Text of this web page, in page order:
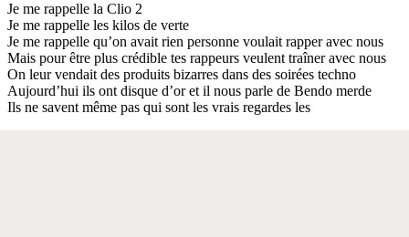
Je me rappelle la Clio 2
Je me rappelle les kilos de verte
Je me rappelle qu’on avait rien personne voulait rapper avec nous
Mais pour être plus crédible tes rappeurs veulent traîner avec nous
On leur vendait des produits bizarres dans des soirées techno
Aujourd’hui ils ont disque d’or et il nous parle de Bendo merde
Ils ne savent même pas qui sont les vrais regardes les